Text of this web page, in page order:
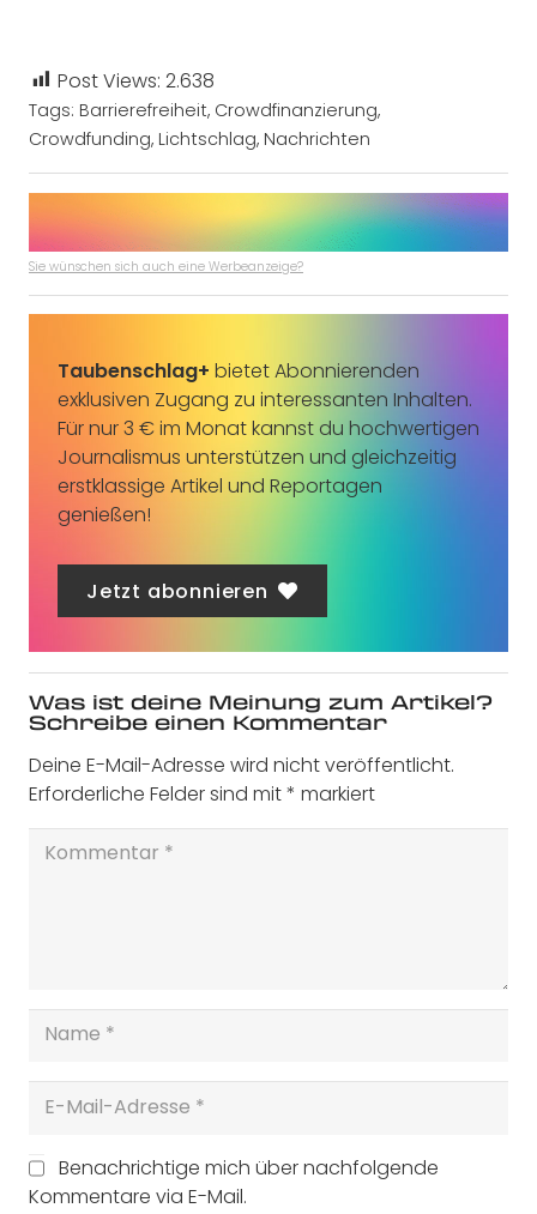
Post Views: 2.638
Tags: Barrierefreiheit, Crowdfinanzierung,
Crowdfunding, Lichtschlag, Nachrichten
Sie wünschen sich auch eine Werbeanzeige?
Taubenschlag+ bietet Abonnierenden
exklusiven Zugang zu interessanten Inhalten.
Für nur 3 € im Monat kannst du hochwertigen
Journalismus unterstützen und gleichzeitig
erstklassige Artikel und Reportagen
genießen!
Jetzt abonnieren
Was ist deine Meinung zum Artikel?
Schreibe einen Kommentar
Deine E-Mail-Adresse wird nicht veröffentlicht.
Erforderliche Felder sind mit* markiert
Benachrichtige mich über nachfolgende
Kommentare via E-Mail.